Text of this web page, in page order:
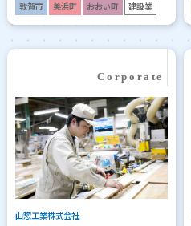
敦賀市 美浜町 おおい町 建設業
山惣工業株式会社